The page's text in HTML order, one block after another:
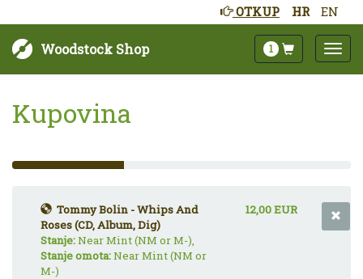
HR EN
OTKUP
Woodstock Shop 1
Kupovina
33%
Complete
Tommy Bolin - Whips And
Roses (CD, Album, Dig)
Stanje:Near Mint (NM or M-),
Stanje omota:Near Mint (NM or
M-)
12,00 EUR